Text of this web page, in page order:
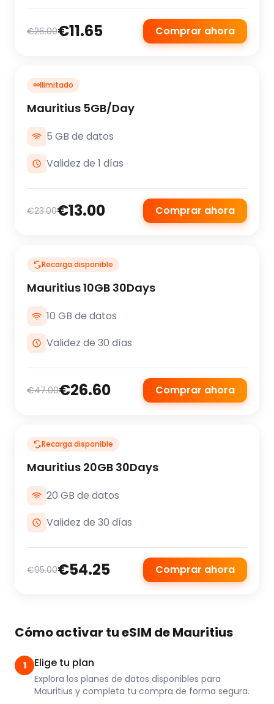
€26.00€11.65 Comprar ahora
∞Ilimitado
Mauritius 5GB/Day
5 GB de datos
Validez de 1 días
€23.00€13.00 Comprar ahora
Recarga disponible
Mauritius 10GB 30Days
10 GB de datos
Validez de 30 días
€47.00€26.60 Comprar ahora
Recarga disponible
Mauritius 20GB 30Days
20 GB de datos
Validez de 30 días
€95.00€54.25 Comprar ahora
Cómo activar tu eSIM de Mauritius
1 Elige tu plan
Explora los planes de datos disponibles para
Mauritius y completa tu compra de forma segura.